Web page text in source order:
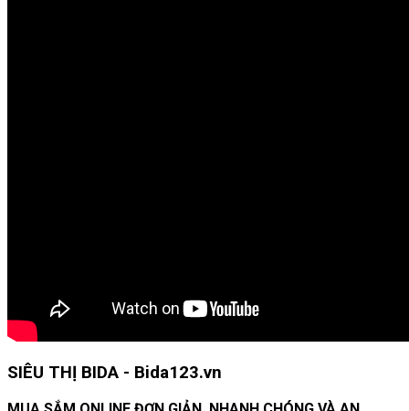
SIÊU THỊ BIDA - Bida123.vn